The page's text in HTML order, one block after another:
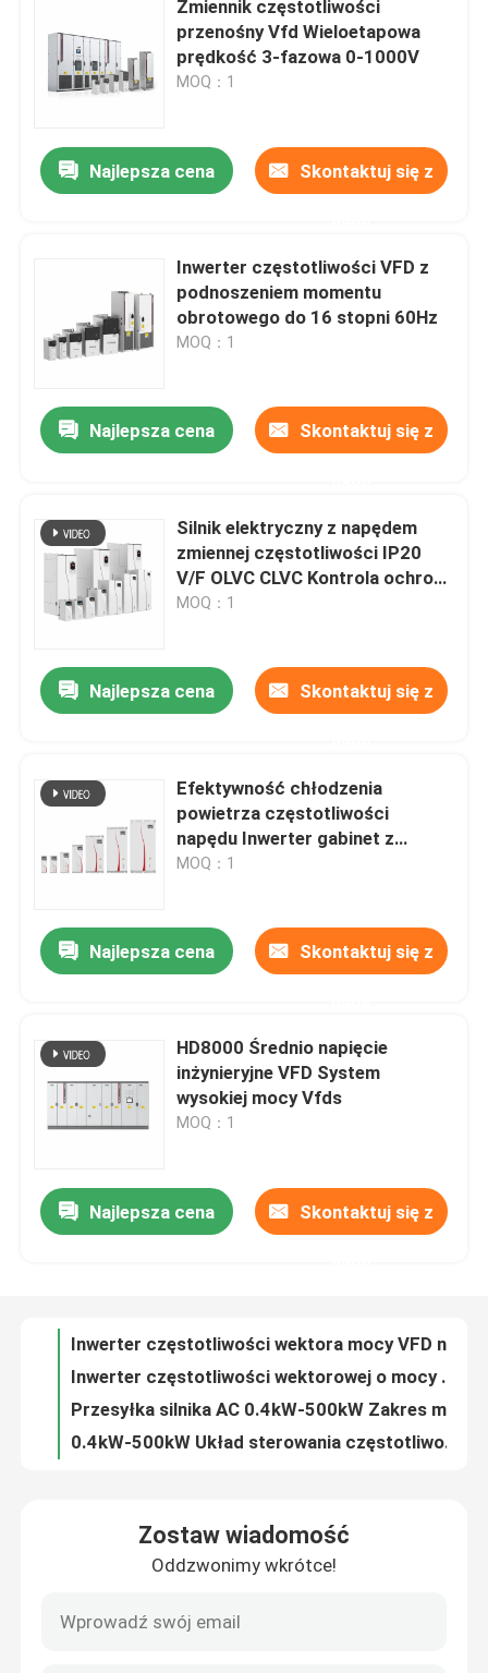
Do domu
Produkty
Kontrola jakości
Skontaktuj się z nami
Zmiennik częstotliwości
przenośny Vfd Wieloetapowa
prędkość 3-fazowa 0-1000V
MOQ：1
Najlepsza cena Skontaktuj się z
Inwerter częstotliwości VFD z
podnoszeniem momentu
obrotowego do 16 stopni 60Hz
MOQ：1
Najlepsza cena Skontaktuj się z
Silnik elektryczny z napędem
zmiennej częstotliwości IP20
V/F OLVC CLVC Kontrola ochrona
przed rozluźnieniem
MOQ：1
Najlepsza cena Skontaktuj się z
Efektywność chłodzenia
powietrza częstotliwości
napędu Inwerter gabinet z
protokołem komunikacji Modbus
MOQ：1
Najlepsza cena Skontaktuj się z
HD8000 Średnio napięcie
inżynieryjne VFD System
wysokiej mocy Vfds
MOQ：1
Najlepsza cena Skontaktuj się z
Inwerter częstotliwości wektora mocy VFD napęd częstotliwości V/F sterowanie 200-240V 1PH/3PH napięcie wejściowe niskie drgania
HV300 Wielofunkcyjny uniwersalny wektorowy falownik częstotliwości VFD napęd zmiennej częstotliwości
Inwerter częstotliwości Modbus szeroki zakres możliwości komunikacji dla wymagań klientów
Inwerter częstotliwości mocy wektorowej o wysokiej niezawodności dla zastosowań przemysłowych
Wektor zatwierdzony Inwerter częstotliwości usprawniony RS485 Interfejs komunikacyjny
Zostaw wiadomość
Oddzwonimy wkrótce!